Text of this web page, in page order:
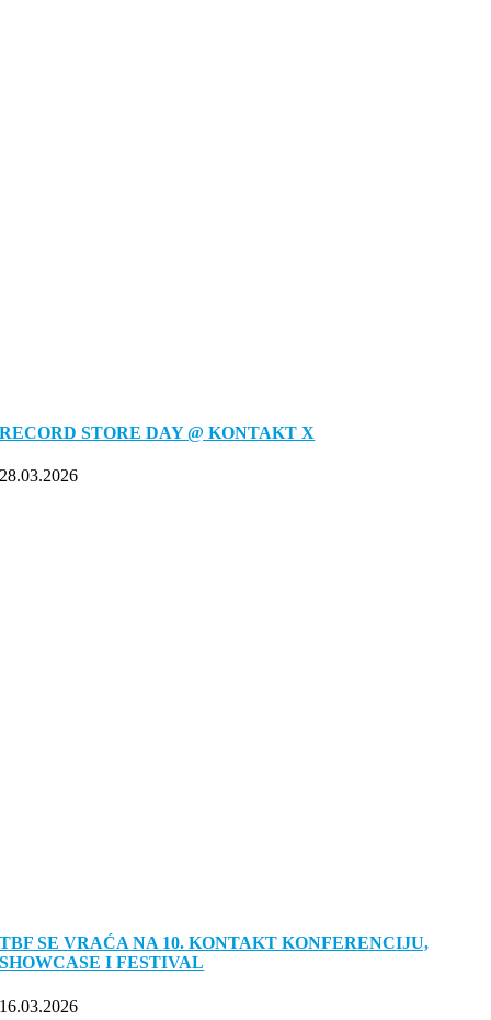
RECORD STORE DAY @ KONTAKT X
28.03.2026
TBF SE VRAĆA NA 10. KONTAKT KONFERENCIJU,
SHOWCASE I FESTIVAL
16.03.2026